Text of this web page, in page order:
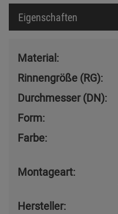
Eigenschaften
Material:
Rinnengröße (RG):
Durchmesser (DN):
Form:
Farbe:
Montageart:
Hersteller: